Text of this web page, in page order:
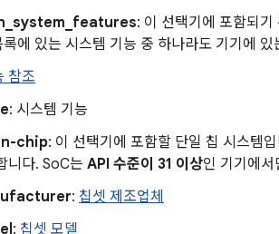
: 이 선택기에 포함되
록에 있는 시스템 기능 중 하나라도 기기에
참조
: 시스템 기능
chip: 이 선택기에 포함할 단일 칩 시스템
니다. SoC는 API 수준이 31 이상인 기기에
: 칩셋 제조업체
: 칩셋 모델